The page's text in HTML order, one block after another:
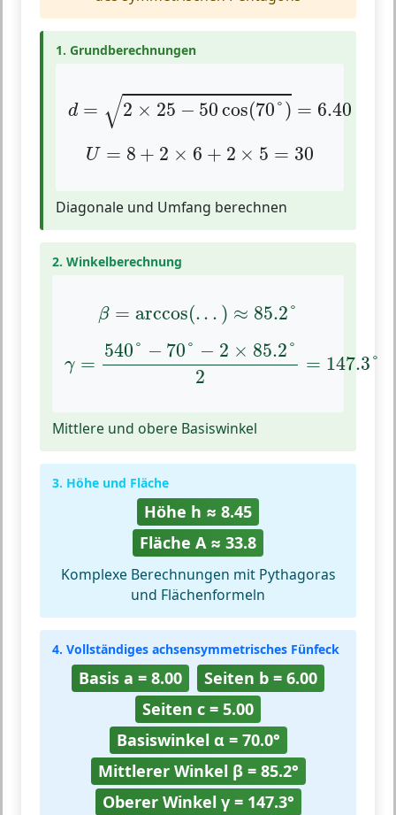
1. Grundberechnungen
d = √2 × 25 − 50cos(70°) = 6.40
=2×25−50cos(70°)=6.40
U = 8 + 2 × 6 + 2 × 5 = 30
U = + 2× 6+ 2 ×5= 30
Diagonale und Umfang berechnen
2. Winkelberechnung
β = arccos(.. . ) ≈ 85.2°
=arccos )≈85.2 °
γ =
540° − 70° − 2 × 85.2°
2
= 147.3°
=540 70° × 85.2° 2=
Mittlere und obere Basiswinkel
3. Höhe und Fläche
Höhe h ≈ 8.45
Fläche A ≈ 33.8
Komplexe Berechnungen mit Pythagoras
und Flächenformeln
4. Vollständiges achsensymmetrisches Fünfeck
Basis a = 8.00
Seiten b = 6.00
Seiten c = 5.00
Basiswinkel α = 70.0°
Mittlerer Winkel β = 85.2°
Oberer Winkel γ = 147.3°